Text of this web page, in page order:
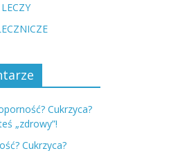
Cukrzyca?
„zdrowy”!
Cukrzyca?